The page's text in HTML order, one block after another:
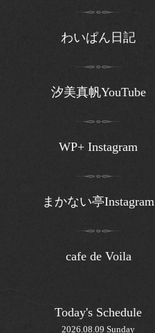
わいぱん日記
汐美真帆YouTube
WP+ Instagram
まかない亭Instagram
cafe de Voila
Today's Schedule
2026.08.09 Sunday